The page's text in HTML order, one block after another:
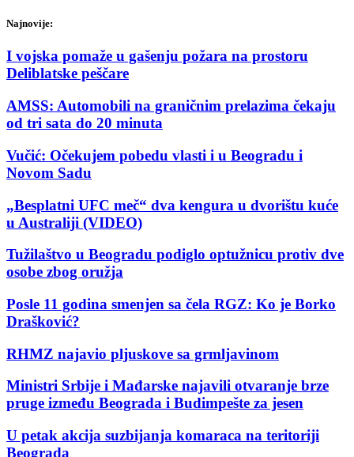
Najnovije:
I vojska pomaže u gašenju požara na prostoru
Deliblatske peščare
AMSS: Automobili na graničnim prelazima čekaju
od tri sata do 20 minuta
Vučić: Očekujem pobedu vlasti i u Beogradu i
Novom Sadu
„Besplatni UFC meč“ dva kengura u dvorištu kuće
u Australiji (VIDEO)
Tužilaštvo u Beogradu podiglo optužnicu protiv dve
osobe zbog oružja
Posle 11 godina smenjen sa čela RGZ: Ko je Borko
Drašković?
RHMZ najavio pljuskove sa grmljavinom
Ministri Srbije i Mađarske najavili otvaranje brze
pruge između Beograda i Budimpešte za jesen
U petak akcija suzbijanja komaraca na teritoriji
Beograda